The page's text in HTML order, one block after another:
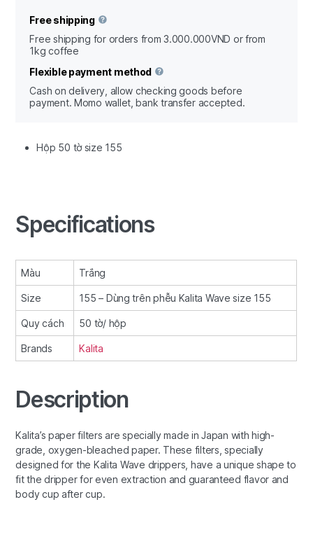
Free shipping
Free shipping for orders from 3.000.000VND or from
1kg coffee
Flexible payment method
Cash on delivery, allow checking goods before
payment. Momo wallet, bank transfer accepted.
Hộp 50 tờ size 155
Specifications
Màu Trắng
Size 155 – Dùng trên phễu Kalita Wave size 155
Quy cách 50 tờ/ hộp
Brands Kalita
Description
Kalita’s paper filters are specially made in Japan with high-
grade, oxygen-bleached paper. These filters, specially
designed for the Kalita Wave drippers, have a unique shape to
fit the dripper for even extraction and guaranteed flavor and
body cup after cup.